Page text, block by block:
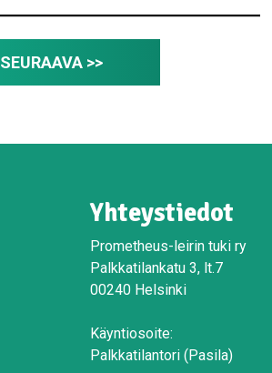
SEURAAVA >>
Yhteystiedot
Prometheus-leirin tuki ry
Palkkatilankatu 3, lt.7
00240 Helsinki
Käyntiosoite:
Palkkatilantori (Pasila)